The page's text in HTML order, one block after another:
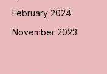
February 2024
November 2023